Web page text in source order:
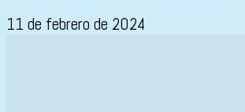
11 de febrero de 2024